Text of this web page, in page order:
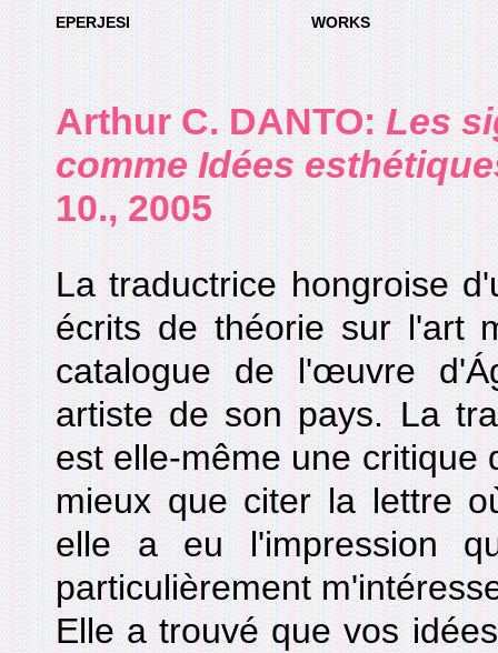
EPERJESI WORKS
Arthur C. DANTO: Les
comme Idées
10., 2005
La traductrice hongroise
écrits de théorie sur l'art
catalogue de l'œuvre
artiste de son pays. La
est elle-même une critique
mieux que citer la lettre
elle a eu l'impression
particulièrement
Elle a trouvé que vos